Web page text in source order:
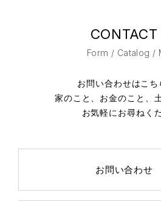
Form / Catalog /
お問い合わせはこち
家のこと、お金のこと、
お気軽にお尋ねく
お問い合わせ